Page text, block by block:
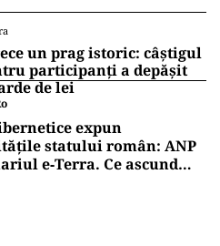
un prag istoric: câștigul
participanți a depășit
de lei
expun
statului român: ANP
e‑Terra. Ce ascund